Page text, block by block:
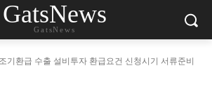
GatsNews
GatsNews
기환급 수출 설비투자 환급요건 신청시기 서류준비